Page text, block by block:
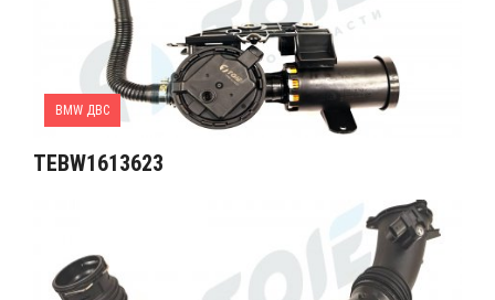
BMW ДВС
TEBW1613623